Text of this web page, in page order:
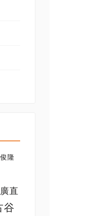
隆
直
谷